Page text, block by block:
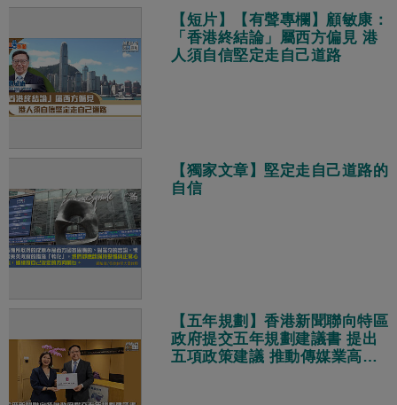
【短片】【有聲專欄】顧敏康：
「香港終結論」屬西方偏見 港
人須自信堅定走自己道路
【獨家文章】堅定走自己道路的
自信
【五年規劃】香港新聞聯向特區
政府提交五年規劃建議書 提出
五項政策建議 推動傳媒業高質